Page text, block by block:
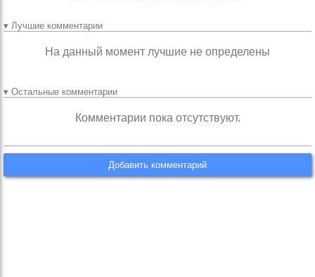
▾ Лучшие комментарии
На данный момент лучшие не определены
▾ Остальные комментарии
Комментарии пока отсутствуют.
Добавить комментарий